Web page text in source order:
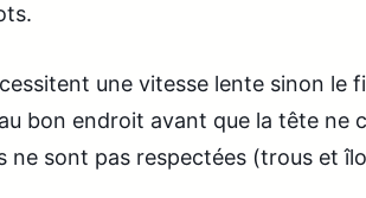
une vitesse lente sinon le
bon endroit avant que la tête ne
ne sont pas respectées (trous et